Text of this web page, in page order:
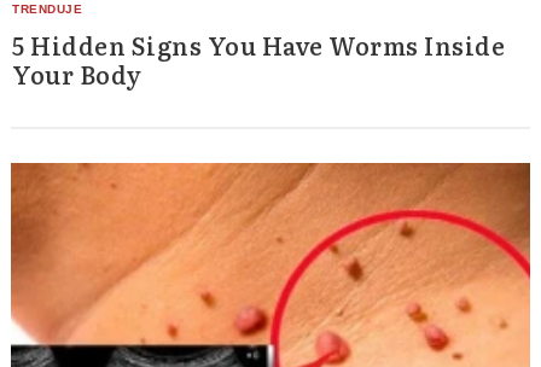
5 Hidden Signs You Have Worms Inside
Your Body